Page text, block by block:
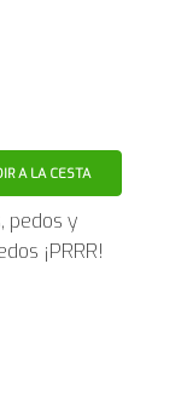
A LA CESTA
pedos y
¡PRRR!